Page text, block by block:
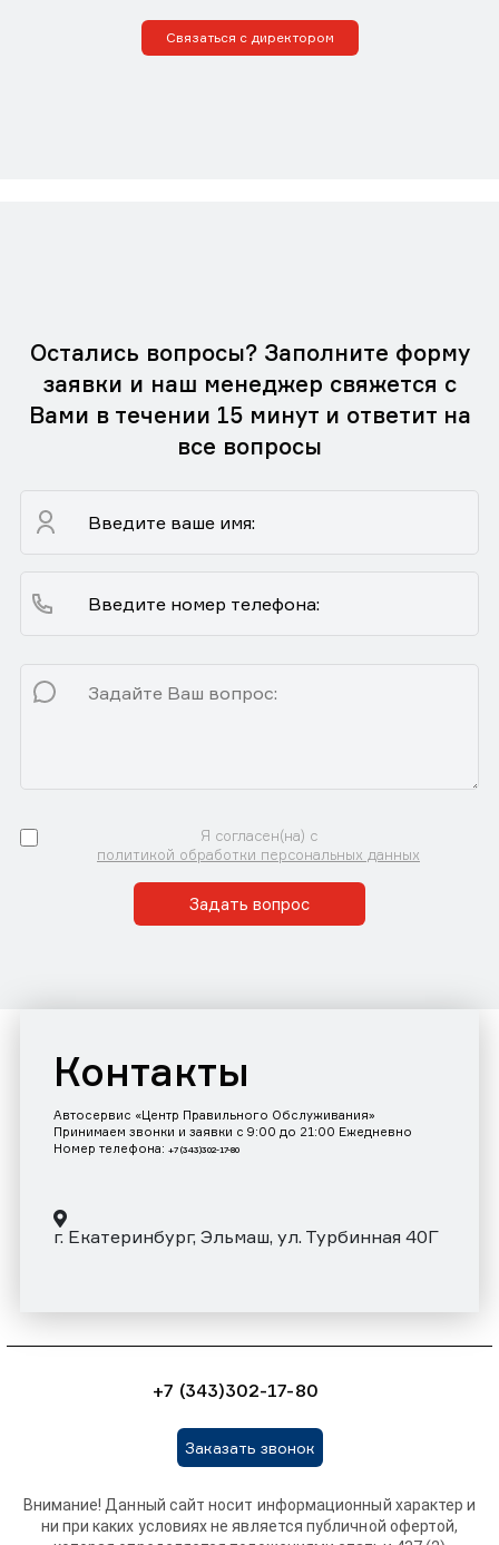
Связаться с директором
Остались вопросы? Заполните форму
заявки и наш менеджер свяжется с
Вами в течении 15 минут и ответит на
все вопросы
Я согласен(на) с
политикой обработки персональных данных
Задать вопрос
Контакты
Автосервис «Центр Правильного Обслуживания»
Принимаем звонки и заявки с 9:00 до 21:00 Ежедневно
Номер телефона: +7 (343)302-17-80
г. Екатеринбург, Эльмаш, ул. Турбинная 40Г
+7 (343)302-17-80
Заказать звонок
Внимание! Данный сайт носит информационный характер и
ни при каких условиях не является публичной офертой,